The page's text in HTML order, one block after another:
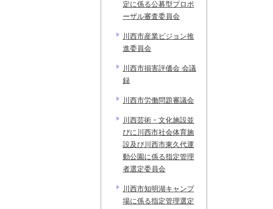
定に係る公募型プロポ
ーザル審査委員会
川西市産業ビジョン推
進委員会
川西市損害評価会 会議
録
川西市労働問題審議会
川西芸術・文化施設並
びに川西市社会体育施
設及び川西市東久代運
動公園に係る指定管理
者選定委員会
川西市知明湖キャンプ
場に係る指定管理選定